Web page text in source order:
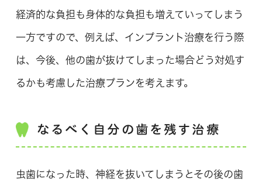
経済的な負担も身体的な負担も増えていってしまう
一方ですので、例えば、インプラント治療を行う際
は、今後、他の歯が抜けてしまった場合どう対処す
るかも考慮した治療プランを考えます。
なるべく自分の歯を残す治療
虫歯になった時、神経を抜いてしまうとその後の歯